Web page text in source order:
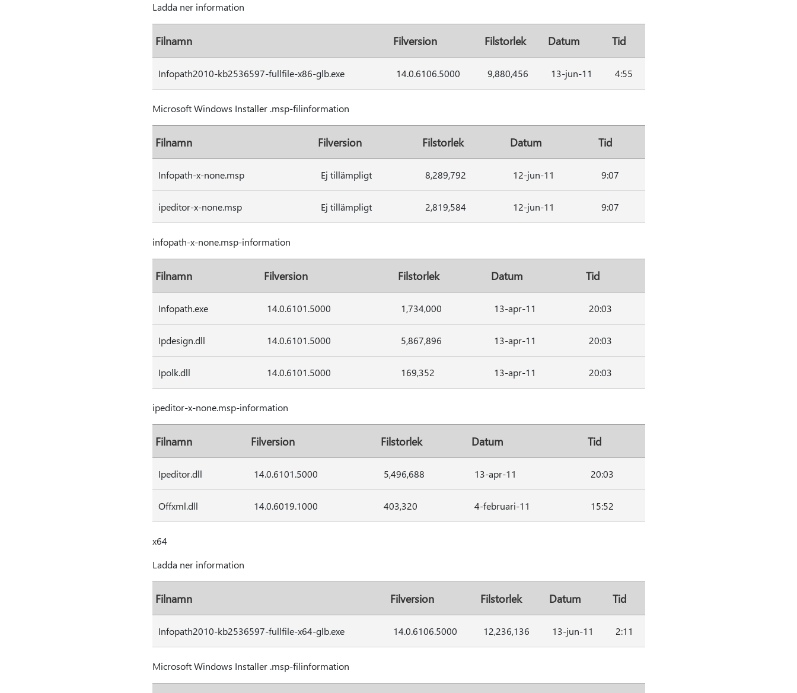
Ladda ner information
Filnamn Filversion Filstorlek Datum Tid
Infopath2010-kb2536597-fullfile-x86-glb.exe 14.0.6106.5000 9,880,456 13-jun-11 4:55
Microsoft Windows Installer .msp-filinformation
Filnamn Filversion Filstorlek Datum Tid
Infopath-x-none.msp Ej tillämpligt 8,289,792 12-jun-11 9:07
ipeditor-x-none.msp Ej tillämpligt 2,819,584 12-jun-11 9:07
infopath-x-none.msp-information
Filnamn Filversion Filstorlek Datum Tid
Infopath.exe 14.0.6101.5000 1,734,000 13-apr-11 20:03
Ipdesign.dll 14.0.6101.5000 5,867,896 13-apr-11 20:03
Ipolk.dll 14.0.6101.5000 169,352 13-apr-11 20:03
ipeditor-x-none.msp-information
Filnamn Filversion Filstorlek Datum Tid
Ipeditor.dll 14.0.6101.5000 5,496,688 13-apr-11 20:03
Offxml.dll 14.0.6019.1000 403,320 4-februari-11 15:52
x64
Ladda ner information
Filnamn Filversion Filstorlek Datum Tid
Infopath2010-kb2536597-fullfile-x64-glb.exe 14.0.6106.5000 12,236,136 13-jun-11 2:11
Microsoft Windows Installer .msp-filinformation